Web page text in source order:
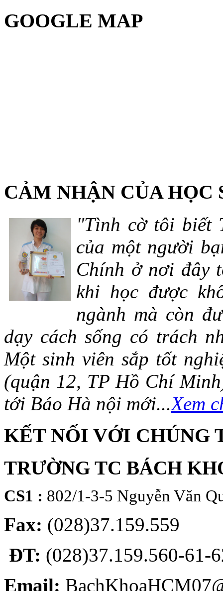
GOOGLE MAP
CẢM NHẬN CỦA HỌC
"Tình cờ tôi biết
của một người
Chính ở nơi đây
khi học được
ngành mà còn
dạy cách sống có trách
Một sinh viên sắp tốt
(quận 12, TP Hồ Chí
tới Báo Hà nội mới...Xem
KẾT NỐI VỚI CHÚNG
TRƯỜNG TC BÁCH
CS1 : 802/1-3-5 Nguyễn Văn
Fax: (028)37.159.559
ĐT: (028)37.159.560-61-
Email: